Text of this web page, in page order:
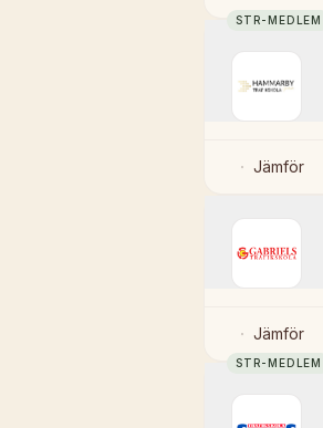
STR-MEDLEM
Jämför
Jämför
STR-MEDLEM